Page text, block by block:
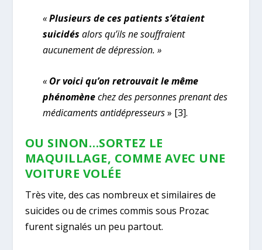
«Plusieurs de ces patients s’étaient
suicidés alors qu’ils ne souffraient
aucunement de dépression. »
« Or voici qu’on retrouvait le même
phénomènechez des personnes prenant des
médicaments antidépresseurs» [3].
OU SINON…SORTEZ LE
MAQUILLAGE, COMME AVEC UNE
VOITURE VOLÉE
Très vite, des cas nombreux et similaires de
suicides ou de crimes commis sous Prozac
furent signalés un peu partout.